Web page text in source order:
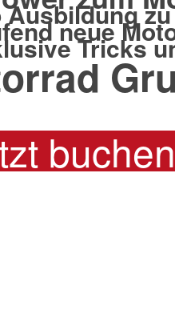
Ausbildung
neue
Tricks
buchen